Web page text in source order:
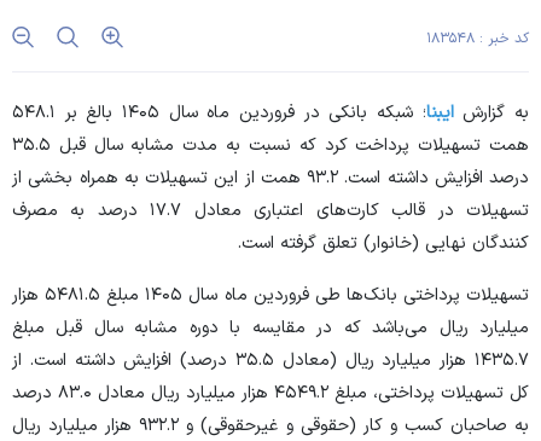
کد خبر : ۱۸۳۵۴۸
به گزارشایبنا
؛ شبکه بانکی در فروردین ماه سال ۱۴۰۵ بالغ بر ۵۴۸.۱
همت تسهیلات پرداخت کرد که نسبت به مدت مشابه سال قبل ۳۵.۵
درصد افزایش داشته است. ۹۳.۲ همت از این تسهیلات به همراه بخشی از
تسهیلات در قالب کارت‌های اعتباری معادل ۱۷.۷ درصد به مصرف
کنندگان نهایی (خانوار) تعلق گرفته است.
تسهیلات پرداختی بانک‌ها طی فروردین ماه سال ۱۴۰۵ مبلغ ۵۴۸۱.۵ هزار
میلیارد ریال می‌باشد که در مقایسه با دوره مشابه سال قبل مبلغ
۱۴۳۵.۷ هزار میلیارد ریال (معادل ۳۵.۵ درصد) افزایش داشته است. از
کل تسهیلات پرداختی، مبلغ ۴۵۴۹.۲ هزار میلیارد ریال معادل ۸۳.۰ درصد
به صاحبان کسب و کار (حقوقی و غیرحقوقی) و ۹۳۲.۲ هزار میلیارد ریال